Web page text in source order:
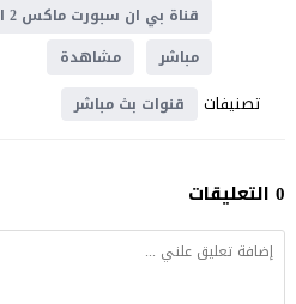
قناة بي ان سبورت ماكس 2 اتش دي مباشر
مباشر
مشاهدة
تصنيفات قنوات بث مباشر
0 التعليقات